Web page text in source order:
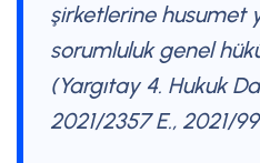
şirketlerine husumet
sorumluluk genel
(Yargıtay 4. Hukuk
2021/2357 E., 2021/